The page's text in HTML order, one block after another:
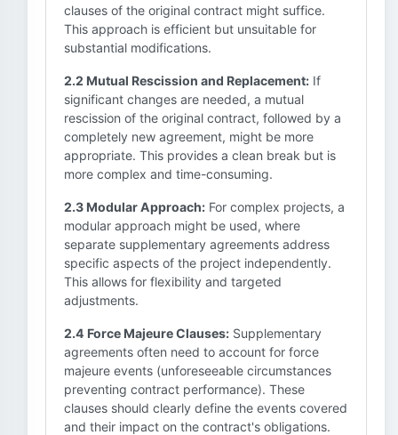
clauses of the original contract might suffice.
This approach is efficient but unsuitable for
substantial modifications.
2.2 Mutual Rescission and Replacement: If
significant changes are needed, a mutual
rescission of the original contract, followed by a
completely new agreement, might be more
appropriate. This provides a clean break but is
more complex and time-consuming.
2.3 Modular Approach: For complex projects, a
modular approach might be used, where
separate supplementary agreements address
specific aspects of the project independently.
This allows for flexibility and targeted
adjustments.
2.4 Force Majeure Clauses: Supplementary
agreements often need to account for force
majeure events (unforeseeable circumstances
preventing contract performance). These
clauses should clearly define the events covered
and their impact on the contract's obligations.